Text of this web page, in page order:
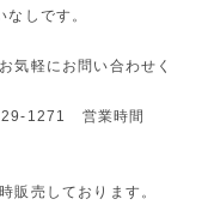
しです。
気軽にお問い合わせく
1271 営業時間
販売しております。